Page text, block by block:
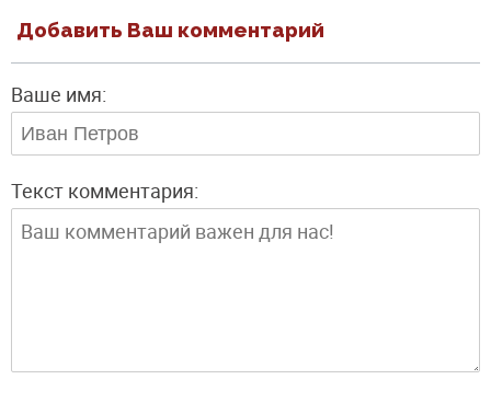
Добавить Ваш комментарий
Ваше имя:
Текст комментария: